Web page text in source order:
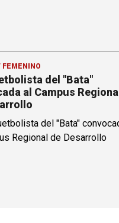
FEMENINO
del "Bata"
al Campus Regional